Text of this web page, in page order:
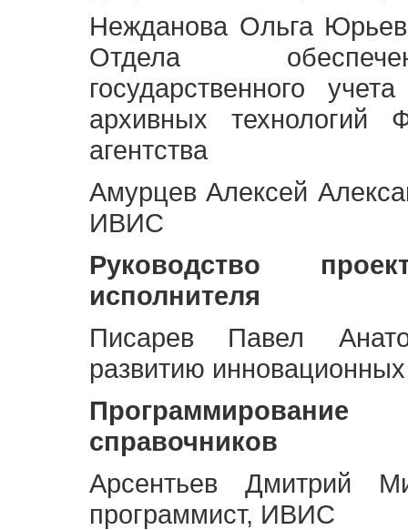
Нежданова Ольга
Отдела
государственного
архивных технологий
агентства
Амурцев Алексей
ИВИС
Руководство
исполнителя
Писарев Павел
развитию
Программирование
справочников
Арсентьев Дмитрий
программист, ИВИС